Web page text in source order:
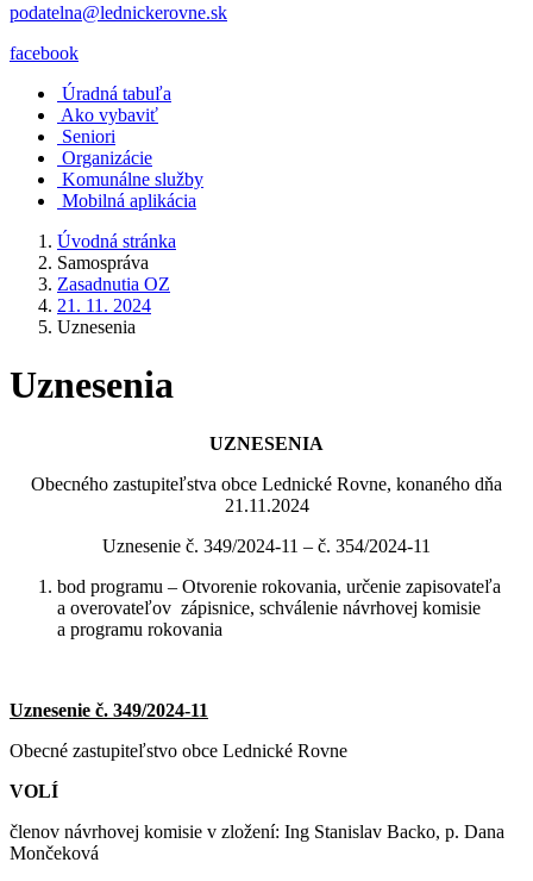
podatelna@lednickerovne.sk
facebook
Úradná tabuľa
Ako vybaviť
Seniori
Organizácie
Komunálne služby
Mobilná aplikácia
Úvodná stránka
Samospráva
Zasadnutia OZ
21. 11. 2024
Uznesenia
Uznesenia
UZNESENIA
Obecného zastupiteľstva obce Lednické Rovne, konaného dňa
21.11.2024
Uznesenie č. 349/2024-11 – č. 354/2024-11
bod programu – Otvorenie rokovania, určenie zapisovateľa
a overovateľov zápisnice, schválenie návrhovej komisie
a programu rokovania
Uznesenie č. 349/2024-11
Obecné zastupiteľstvo obce Lednické Rovne
VOLÍ
členov návrhovej komisie v zložení: Ing Stanislav Backo, p. Dana
Mončeková